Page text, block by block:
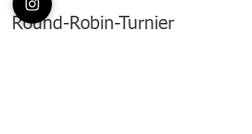
Round-Robin-Turnier